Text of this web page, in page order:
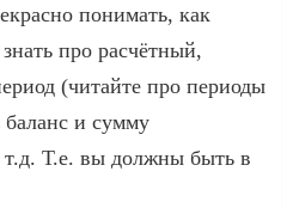
понимать, как
про расчётный,
(читайте про периоды
баланс и сумму
т.д. Т.е. вы должны быть в